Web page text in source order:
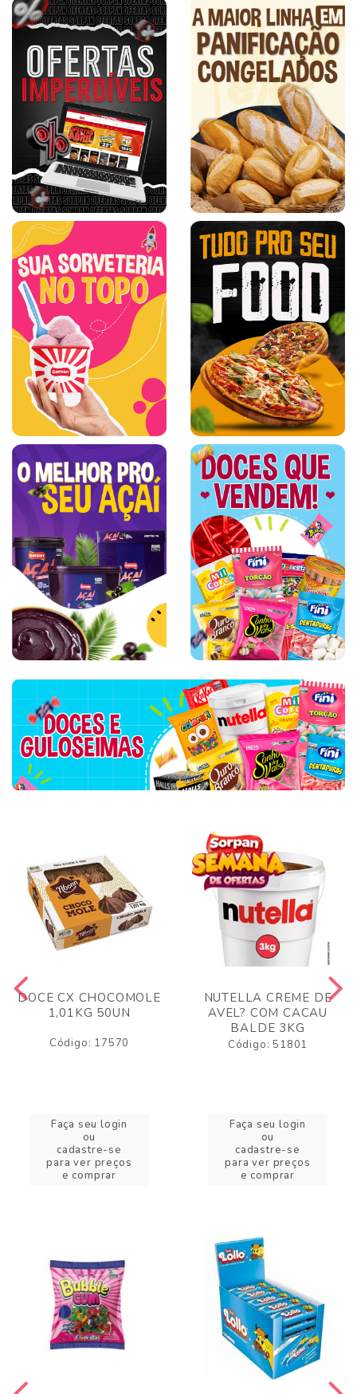
DOCE CX CHOCOMOLE
1,01KG 50UN
Código: 17570
Faça seu login
ou
cadastre-se
para ver preços
e comprar
NUTELLA CREME DE
AVEL? COM CACAU
BALDE 3KG
Código: 51801
Faça seu login
ou
cadastre-se
para ver preços
e comprar